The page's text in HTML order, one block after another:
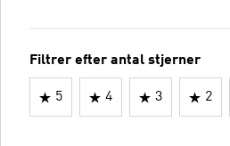
Filtrer efter antal stjerner
5 4 3 2